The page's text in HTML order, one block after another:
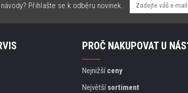
Přihlašte se k odběru novinek.
PROČ NAKUPOVAT U
Nejnižšíceny
Největšísortiment